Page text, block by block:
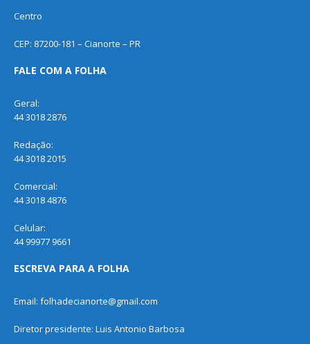
Centro
CEP: 87200-181 – Cianorte – PR
FALE COM A FOLHA
Geral:
44 3018 2876
Redação:
44 3018 2015
Comercial:
44 3018 4876
Celular:
44 99977 9661
ESCREVA PARA A FOLHA
Email: folhadecianorte@gmail.com
Diretor presidente: Luis Antonio Barbosa